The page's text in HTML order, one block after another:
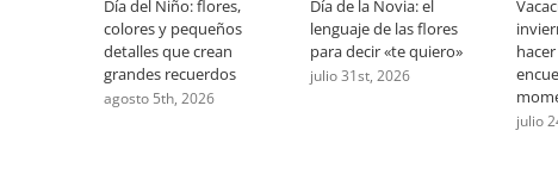
Día del Niño: flores,
colores y pequeños
detalles que crean
grandes recuerdos
agosto 5th, 2026
Día de la Novia: el
lenguaje de las flores
para decir «te quiero»
julio 31st, 2026
julio